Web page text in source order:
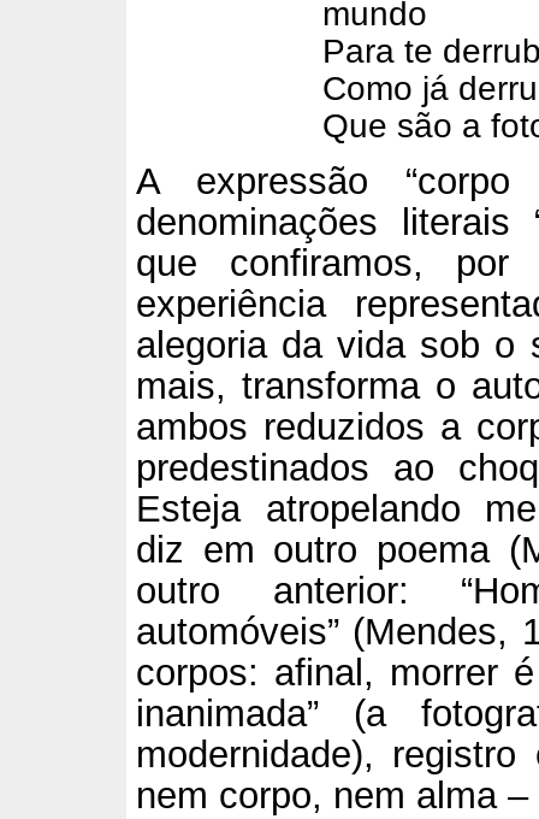
mundo
Para te
Como já
Que são a
A expressão
denominações literais
que confiramos,
experiência
alegoria da vida sob o
mais, transforma o
ambos reduzidos a
predestinados ao
Esteja atropelando
diz em outro poema
outro anterior:
automóveis” (Mendes,
corpos: afinal, morrer
inanimada” (a
modernidade),
nem corpo, nem alma